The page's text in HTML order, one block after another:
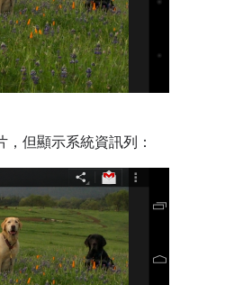
但顯示系統資訊列：